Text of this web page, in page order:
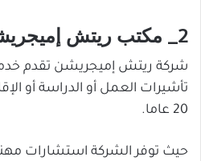
2_ مكتب ريتش إميجريشن
شركة ريتش إميجريشن تقدم
تأشيرات العمل أو الدراسة أو
20 عاما.
حيث توفر الشركة استشارات